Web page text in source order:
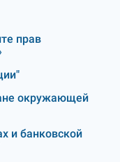
прав
окружающей
и банковской